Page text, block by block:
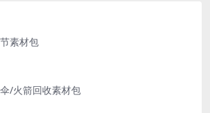
素材包
/火箭回收素材包